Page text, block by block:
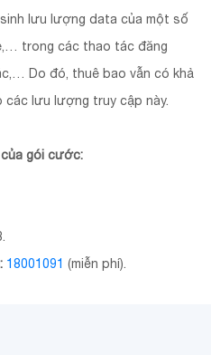
lưu lượng data của một số
trong các thao tác đăng
Do đó, thuê bao vẫn có khả
lưu lượng truy cập này.
gói cước:
18001091 (miễn phí).